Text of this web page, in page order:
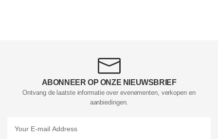
ABONNEER OP ONZE NIEUWSBRIEF
Ontvang de laatste informatie over evenementen, verkopen en
aanbiedingen.